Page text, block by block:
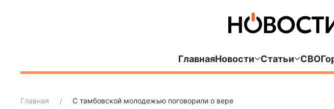
ГлавнаяНовости Статьи СВО
Главная С тамбовской молодежью поговорили о вере